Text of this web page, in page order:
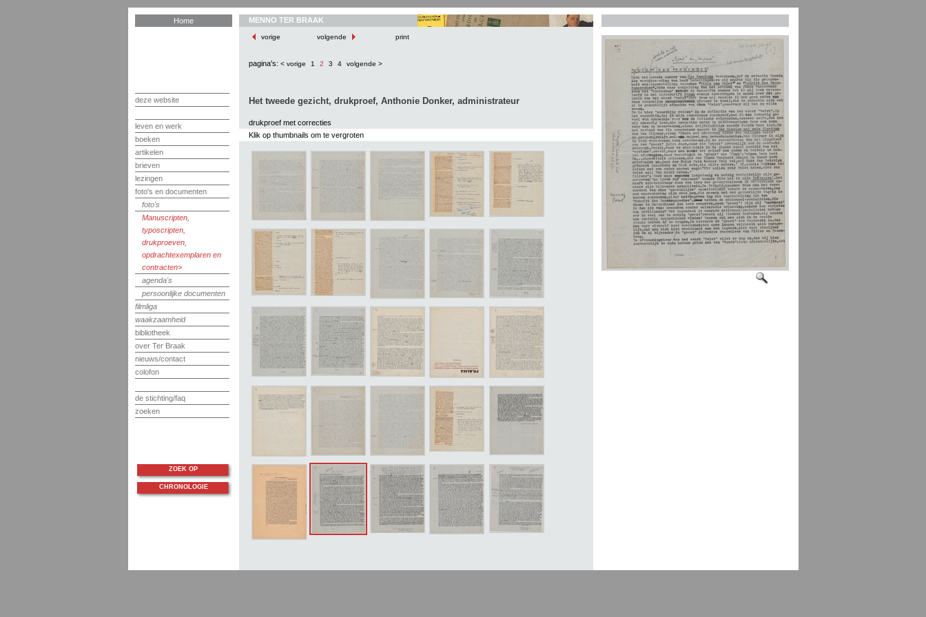
Home
deze website
leven en werk
boeken
artikelen
brieven
lezingen
foto's en documenten
foto's
Manuscripten,
typoscripten,
drukproeven,
opdrachtexemplaren en
contracten
agenda's
persoonlijke documenten
filmliga
waakzaamheid
bibliotheek
over Ter Braak
nieuws/contact
colofon
de stichting/faq
zoeken
MENNO TER BRAAK
vorige volgende print
pagina's: < vorige 1 2 3 4 volgende >
Het tweede gezicht, drukproef, Anthonie Donker, administrateur
drukproef met correcties
Klik op thumbnails om te vergroten
ZOEK OP
CHRONOLOGIE